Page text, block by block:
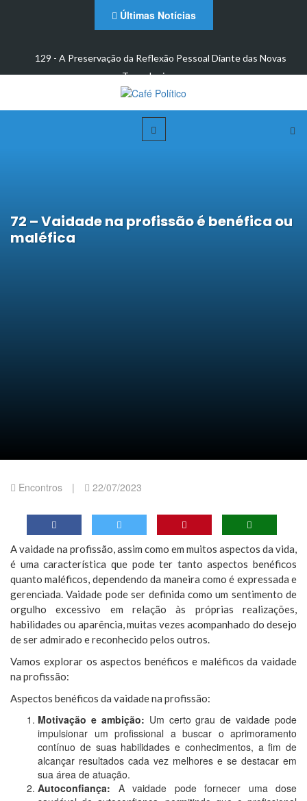
Últimas Notícias
129 - A Preservação da Reflexão Pessoal Diante das Novas
Tecnologias: um…
72 – Vaidade na profissão é benéfica ou
maléfica
Encontros | 22/07/2023
A vaidade na profissão, assim como em muitos aspectos da vida,
é uma característica que pode ter tanto aspectos benéficos
quanto maléficos, dependendo da maneira como é expressada e
gerenciada. Vaidade pode ser definida como um sentimento de
orgulho excessivo em relação às próprias realizações,
habilidades ou aparência, muitas vezes acompanhado do desejo
de ser admirado e reconhecido pelos outros.
Vamos explorar os aspectos benéficos e maléficos da vaidade
na profissão:
Aspectos benéficos da vaidade na profissão:
Motivação e ambição: Um certo grau de vaidade pode
impulsionar um profissional a buscar o aprimoramento
contínuo de suas habilidades e conhecimentos, a fim de
alcançar resultados cada vez melhores e se destacar em
sua área de atuação.
Autoconfiança: A vaidade pode fornecer uma dose